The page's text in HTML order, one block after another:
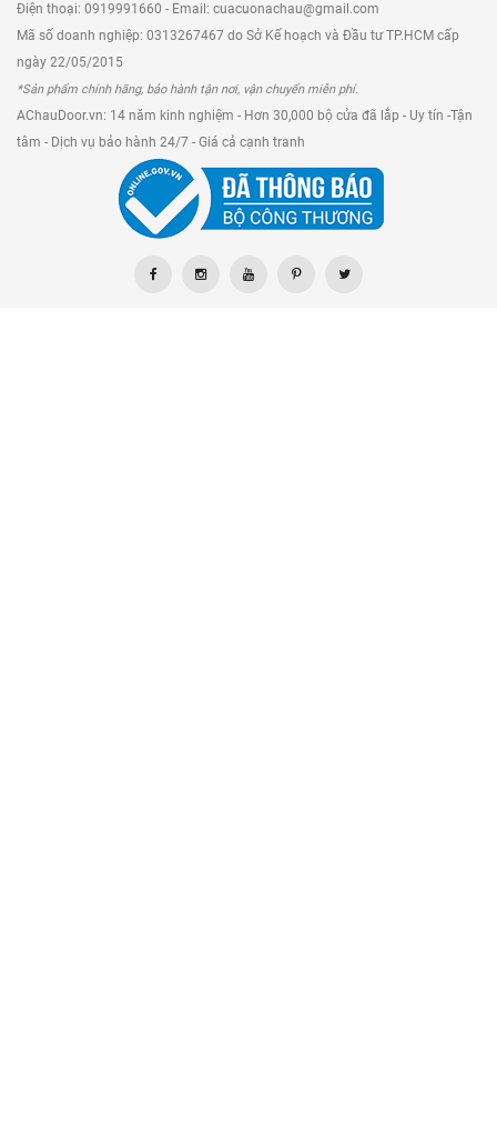
Điện thoại: 0919991660 - Email: cuacuonachau@gmail.com
Mã số doanh nghiệp: 0313267467 do Sở Kế hoạch và Đầu tư TP.HCM cấp
ngày 22/05/2015
*Sản phẩm chính hãng, bảo hành tận nơi, vận chuyển miễn phí.
AChauDoor.vn: 14 năm kinh nghiệm - Hơn 30,000 bộ cửa đã lắp - Uy tín -Tận
tâm - Dịch vụ bảo hành 24/7 - Giá cả cạnh tranh